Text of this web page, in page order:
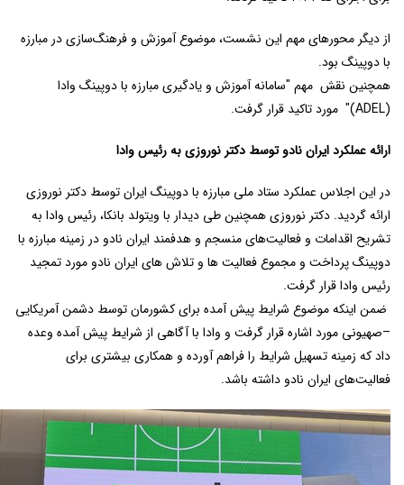
از دیگر محورهای مهم این نشست، موضوع آموزش و فرهنگ‌سازی در مبارزه
با دوپینگ بود.
همچنین نقش مهم "سامانه آموزش و یادگیری مبارزه با دوپینگ وادا
(ADEL)" مورد تاکید قرار گرفت.
ارائه عملکرد ایران نادو توسط دکتر نوروزی به رئیس وادا
در این اجلاس عملکرد ستاد ملی مبارزه با دوپینگ ایران توسط دکتر نوروزی
ارائه گردید. دکتر نوروزی همچنین طی دیدار با ویتولد بانکا، رئیس وادا به
تشریح اقدامات و فعالیت‌های منسجم و هدفمند ایران نادو در زمینه مبارزه با
دوپینگ پرداخت و مجموع فعالیت ها و تلاش های ایران نادو مورد تمجید
رئیس وادا قرار گرفت.
ضمن اینکه موضوع شرایط پیش آمده برای کشورمان توسط دشمن آمریکایی
–صهیونی مورد اشاره قرار گرفت و وادا با آگاهی از شرایط پیش آمده وعده
داد که زمینه تسهیل شرایط را فراهم آورده و همکاری بیشتری برای
فعالیت‌های ایران نادو داشته باشد.